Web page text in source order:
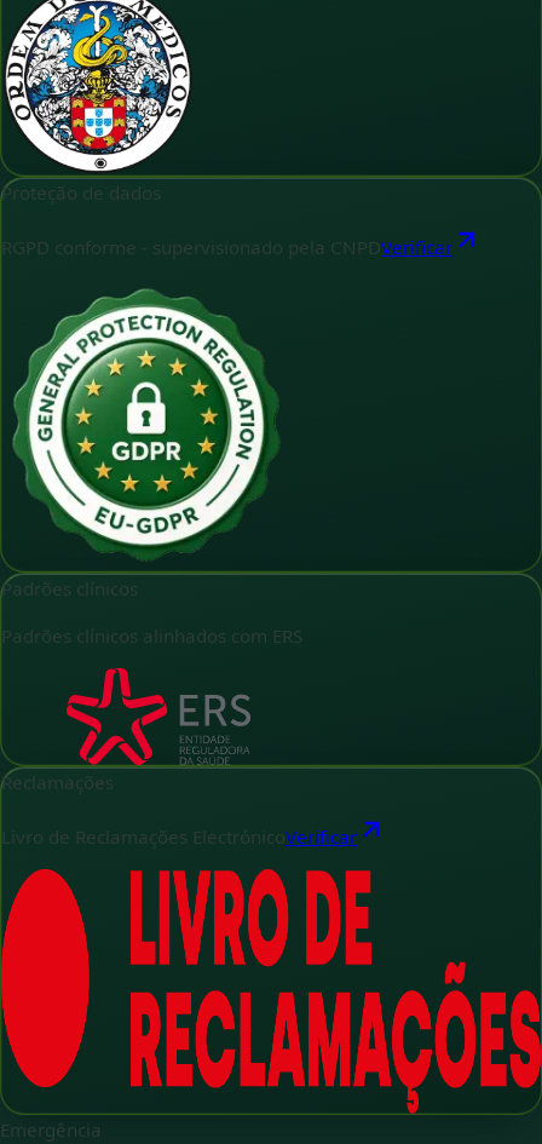
Proteção de dados
RGPD conforme - supervisionado pela CNPDVerificar
Padrões clínicos
Padrões clínicos alinhados com ERS
Reclamações
Livro de Reclamações ElectrónicoVerificar
Emergência